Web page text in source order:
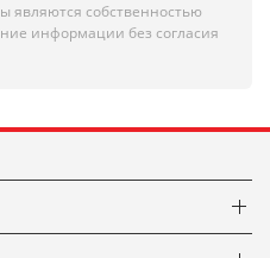
являются собственностью
информации без согласия